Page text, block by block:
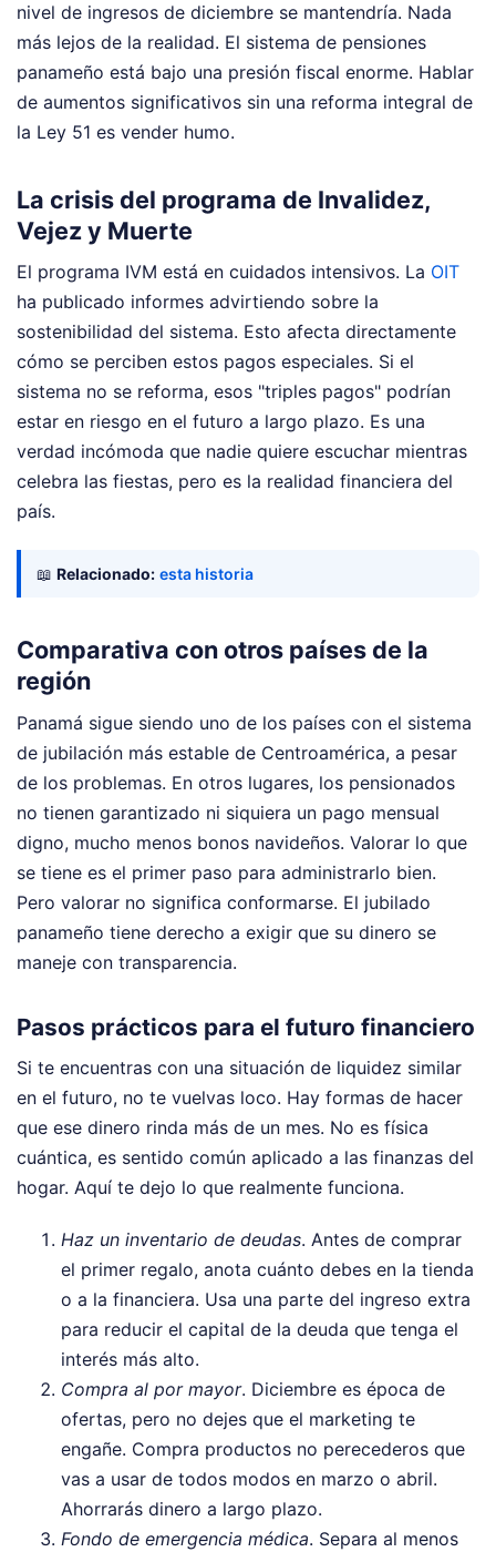
nivel de ingresos de diciembre se mantendría. Nada
más lejos de la realidad. El sistema de pensiones
panameño está bajo una presión fiscal enorme. Hablar
de aumentos significativos sin una reforma integral de
la Ley 51 es vender humo.
La crisis del programa de Invalidez,
Vejez y Muerte
El programa IVM está en cuidados intensivos. La OIT
ha publicado informes advirtiendo sobre la
sostenibilidad del sistema. Esto afecta directamente
cómo se perciben estos pagos especiales. Si el
sistema no se reforma, esos "triples pagos" podrían
estar en riesgo en el futuro a largo plazo. Es una
verdad incómoda que nadie quiere escuchar mientras
celebra las fiestas, pero es la realidad financiera del
país.
📖 Relacionado: esta historia
Comparativa con otros países de la
región
Panamá sigue siendo uno de los países con el sistema
de jubilación más estable de Centroamérica, a pesar
de los problemas. En otros lugares, los pensionados
no tienen garantizado ni siquiera un pago mensual
digno, mucho menos bonos navideños. Valorar lo que
se tiene es el primer paso para administrarlo bien.
Pero valorar no significa conformarse. El jubilado
panameño tiene derecho a exigir que su dinero se
maneje con transparencia.
Pasos prácticos para el futuro financiero
Si te encuentras con una situación de liquidez similar
en el futuro, no te vuelvas loco. Hay formas de hacer
que ese dinero rinda más de un mes. No es física
cuántica, es sentido común aplicado a las finanzas del
hogar. Aquí te dejo lo que realmente funciona.
Haz un inventario de deudas. Antes de comprar
el primer regalo, anota cuánto debes en la tienda
o a la financiera. Usa una parte del ingreso extra
para reducir el capital de la deuda que tenga el
interés más alto.
Compra al por mayor. Diciembre es época de
ofertas, pero no dejes que el marketing te
engañe. Compra productos no perecederos que
vas a usar de todos modos en marzo o abril.
Ahorrarás dinero a largo plazo.
Fondo de emergencia médica. Separa al menos